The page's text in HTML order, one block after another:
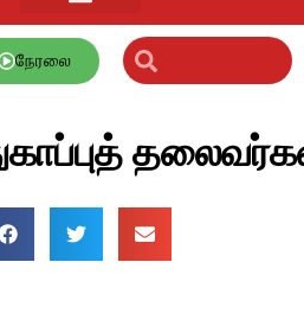
நேரலை